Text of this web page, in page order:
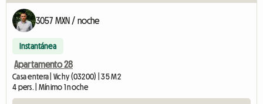
3057 MXN / noche
Instantánea
Apartamento 28
Casa entera | Vichy (03200) | 35 M2
4 pers. | Mínimo 1 noche